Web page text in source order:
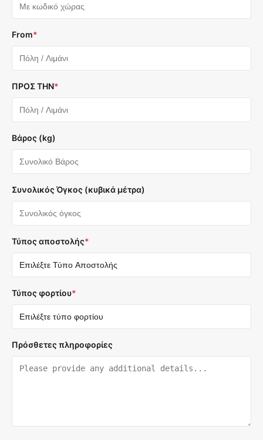
From*
ΠΡΟΣ ΤΗΝ*
Βάρος (kg)
Συνολικός Όγκος (κυβικά μέτρα)
Τύπος αποστολής*
Τύπος φορτίου*
Πρόσθετες πληροφορίες